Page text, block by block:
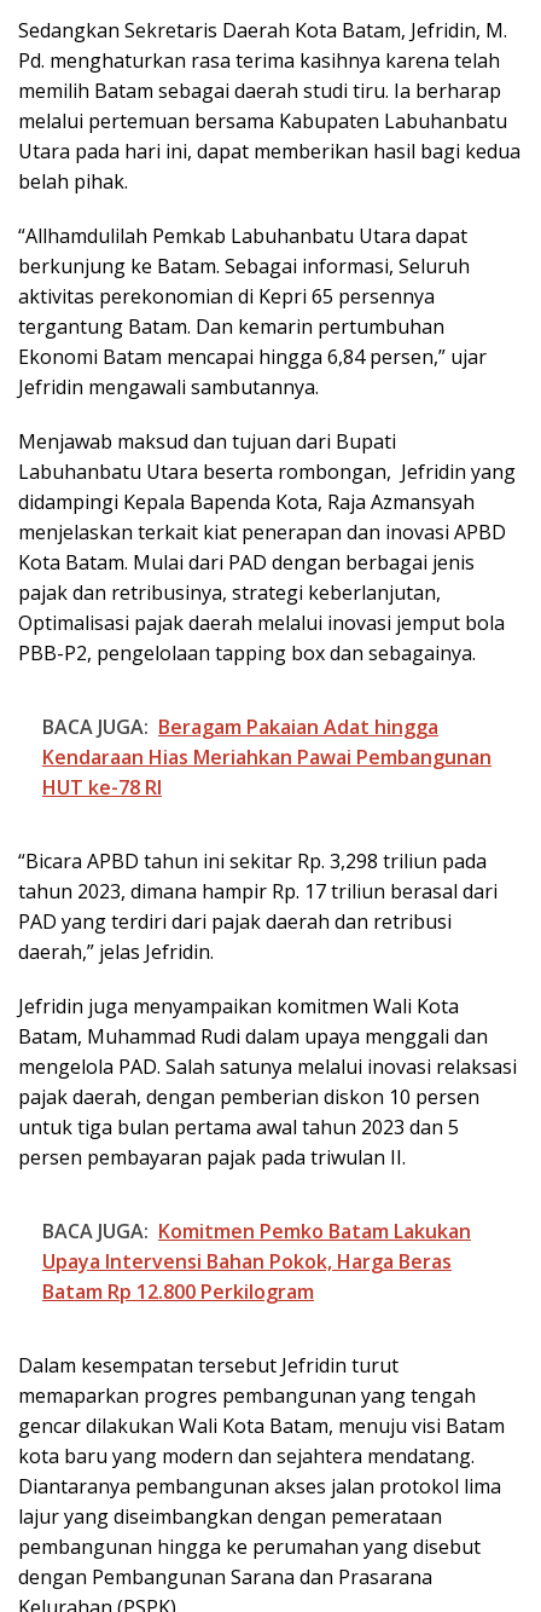
Sedangkan Sekretaris Daerah Kota Batam, Jefridin, M.
Pd. menghaturkan rasa terima kasihnya karena telah
memilih Batam sebagai daerah studi tiru. Ia berharap
melalui pertemuan bersama Kabupaten Labuhanbatu
Utara pada hari ini, dapat memberikan hasil bagi kedua
belah pihak.
“Allhamdulilah Pemkab Labuhanbatu Utara dapat
berkunjung ke Batam. Sebagai informasi, Seluruh
aktivitas perekonomian di Kepri 65 persennya
tergantung Batam. Dan kemarin pertumbuhan
Ekonomi Batam mencapai hingga 6,84 persen,” ujar
Jefridin mengawali sambutannya.
Menjawab maksud dan tujuan dari Bupati
Labuhanbatu Utara beserta rombongan, Jefridin yang
didampingi Kepala Bapenda Kota, Raja Azmansyah
menjelaskan terkait kiat penerapan dan inovasi APBD
Kota Batam. Mulai dari PAD dengan berbagai jenis
pajak dan retribusinya, strategi keberlanjutan,
Optimalisasi pajak daerah melalui inovasi jemput bola
PBB-P2, pengelolaan tapping box dan sebagainya.
BACA JUGA: Beragam Pakaian Adat hingga
Kendaraan Hias Meriahkan Pawai Pembangunan
HUT ke-78 RI
“Bicara APBD tahun ini sekitar Rp. 3,298 triliun pada
tahun 2023, dimana hampir Rp. 17 triliun berasal dari
PAD yang terdiri dari pajak daerah dan retribusi
daerah,” jelas Jefridin.
Jefridin juga menyampaikan komitmen Wali Kota
Batam, Muhammad Rudi dalam upaya menggali dan
mengelola PAD. Salah satunya melalui inovasi relaksasi
pajak daerah, dengan pemberian diskon 10 persen
untuk tiga bulan pertama awal tahun 2023 dan 5
persen pembayaran pajak pada triwulan II.
BACA JUGA: Komitmen Pemko Batam Lakukan
Upaya Intervensi Bahan Pokok, Harga Beras
Batam Rp 12.800 Perkilogram
Dalam kesempatan tersebut Jefridin turut
memaparkan progres pembangunan yang tengah
gencar dilakukan Wali Kota Batam, menuju visi Batam
kota baru yang modern dan sejahtera mendatang.
Diantaranya pembangunan akses jalan protokol lima
lajur yang diseimbangkan dengan pemerataan
pembangunan hingga ke perumahan yang disebut
dengan Pembangunan Sarana dan Prasarana